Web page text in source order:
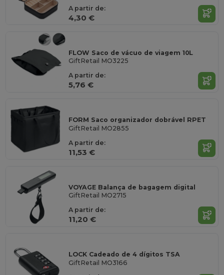
A partir de:
4,30 €
FLOW Saco de vácuo de viagem 10L
GiftRetail MO3225
A partir de:
5,76 €
FORM Saco organizador dobrável RPET
GiftRetail MO2855
A partir de:
11,53 €
VOYAGE Balança de bagagem digital
GiftRetail MO2715
A partir de:
11,20 €
LOCK Cadeado de 4 dígitos TSA
GiftRetail MO3166